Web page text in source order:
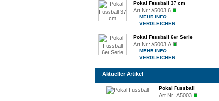
Pokal Fussball 37 cm
Art.Nr.: A5003.6
MEHR INFO
VERGLEICHEN
Pokal Fussball 6er Serie
Art.Nr.: A5003.A
MEHR INFO
VERGLEICHEN
Aktueller Artikel
Pokal Fussball
Art.Nr.: A5003